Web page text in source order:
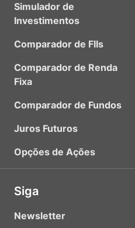
Simulador de
Investimentos
Comparador de FIIs
Comparador de Renda
Fixa
Comparador de Fundos
Juros Futuros
Opções de Ações
Siga
Newsletter